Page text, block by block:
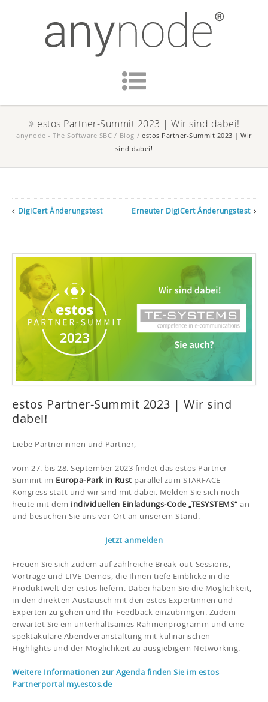
estos Partner-Summit 2023 | Wir sind dabei!
anynode - The Software SBC / Blog / estos Partner-Summit 2023 | Wir
sind dabei!
DigiCert Änderungstest Erneuter DigiCert Änderungstest
estos Partner-Summit 2023 | Wir sind
dabei!
Liebe Partnerinnen und Partner,
vom 27. bis 28. September 2023 findet das estos Partner-
Summit im Europa-Park in Rust parallel zum STARFACE
Kongress statt und wir sind mit dabei. Melden Sie sich noch
heute mit dem individuellen Einladungs-Code „TESYSTEMS“ an
und besuchen Sie uns vor Ort an unserem Stand.
Jetzt anmelden
Freuen Sie sich zudem auf zahlreiche Break-out-Sessions,
Vorträge und LIVE-Demos, die Ihnen tiefe Einblicke in die
Produktwelt der estos liefern. Dabei haben Sie die Möglichkeit,
in den direkten Austausch mit den estos Expertinnen und
Experten zu gehen und Ihr Feedback einzubringen. Zudem
erwartet Sie ein unterhaltsames Rahmenprogramm und eine
spektakuläre Abendveranstaltung mit kulinarischen
Highlights und der Möglichkeit zu ausgiebigem Networking.
Weitere Informationen zur Agenda finden Sie im estos
Partnerportal my.estos.de